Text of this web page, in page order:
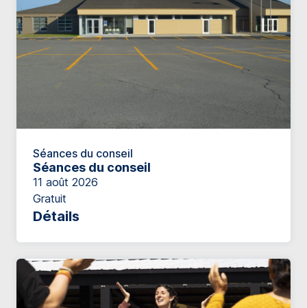
Séances du conseil
Séances du conseil
11 août 2026
Gratuit
Détails